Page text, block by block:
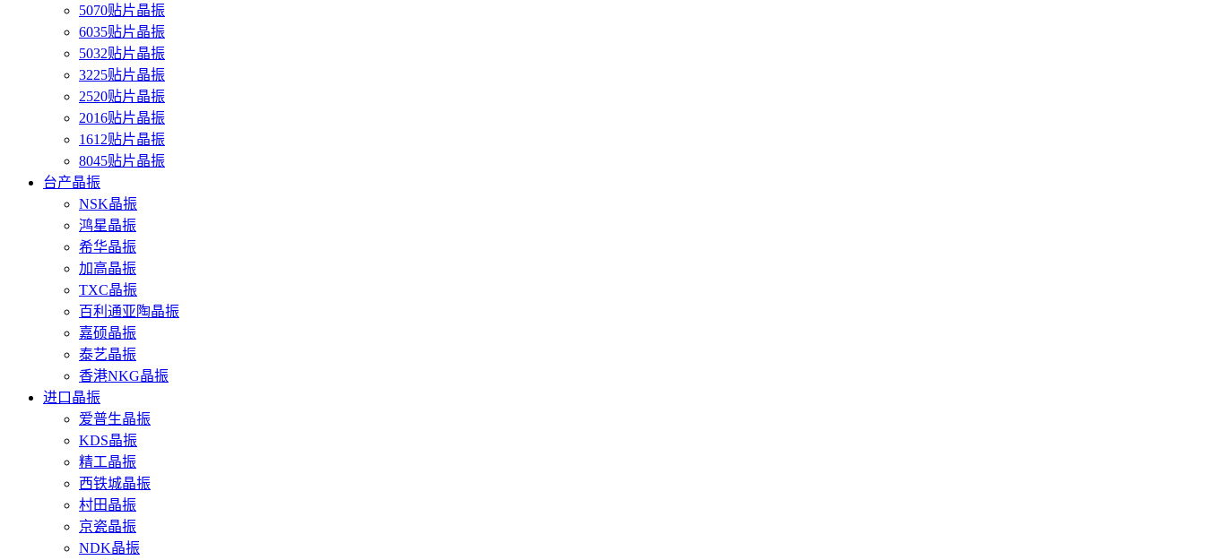
5070贴片晶振
6035贴片晶振
5032贴片晶振
3225贴片晶振
2520贴片晶振
2016贴片晶振
1612贴片晶振
8045贴片晶振
台产晶振
NSK晶振
鸿星晶振
希华晶振
加高晶振
TXC晶振
百利通亚陶晶振
嘉硕晶振
泰艺晶振
香港NKG晶振
进口晶振
爱普生晶振
KDS晶振
精工晶振
西铁城晶振
村田晶振
京瓷晶振
NDK晶振